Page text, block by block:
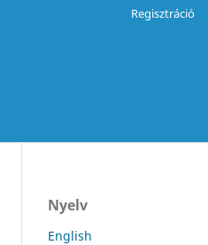
Regisztráció
Nyelv
English